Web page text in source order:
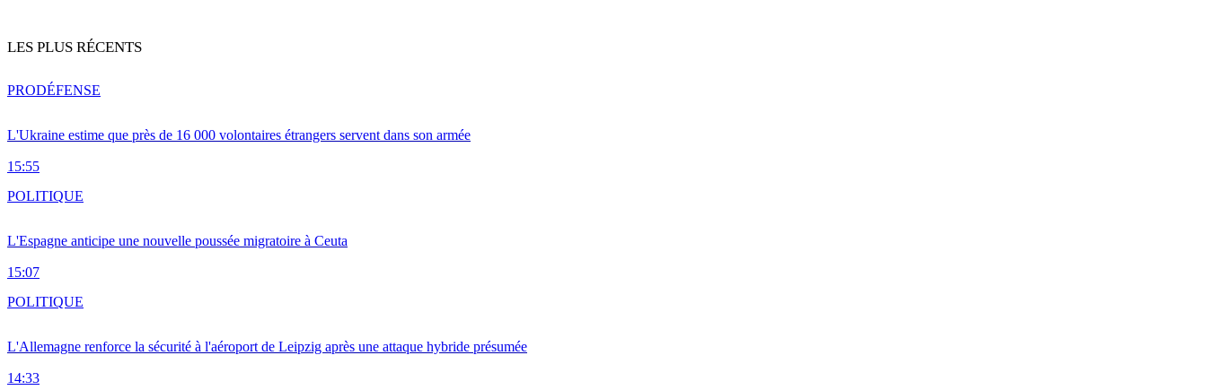
LES PLUS RÉCENTS
L'Ukraine estime que près de 16 000 volontaires étrangers servent dans son armée
15:55
PRODÉFENSE
L'Espagne anticipe une nouvelle poussée migratoire à Ceuta
15:07
POLITIQUE
L'Allemagne renforce la sécurité à l'aéroport de Leipzig après une attaque hybride présumée
14:33
POLITIQUE